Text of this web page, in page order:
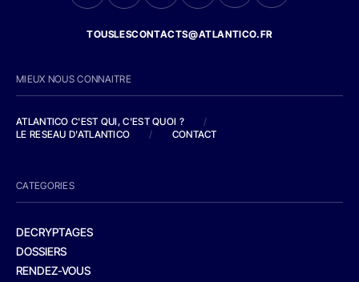
TOUSLESCONTACTS@ATLANTICO.FR
MIEUX NOUS CONNAITRE
ATLANTICO C'EST QUI, C'EST QUOI ?
/
LE RESEAU D'ATLANTICO
/ CONTACT
CATEGORIES
DECRYPTAGES
DOSSIERS
RENDEZ-VOUS